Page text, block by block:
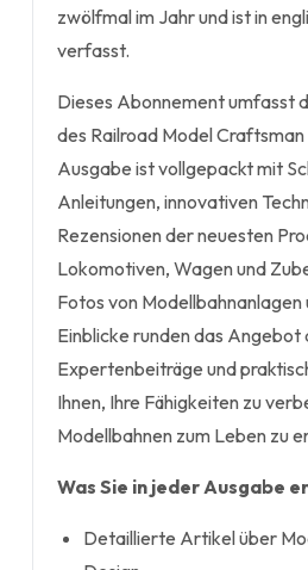
zwölfmal im Jahr und ist in
verfasst.
Dieses Abonnement umfasst
des Railroad Model
Ausgabe ist vollgepackt mit
Anleitungen, innovativen
Rezensionen der neuesten
Lokomotiven, Wagen und
Fotos von Modellbahnanlagen
Einblicke runden das Angebot
Expertenbeiträge und
Ihnen, Ihre Fähigkeiten zu
Modellbahnen zum Leben zu
Was Sie in jeder Ausgabe
Detaillierte Artikel über